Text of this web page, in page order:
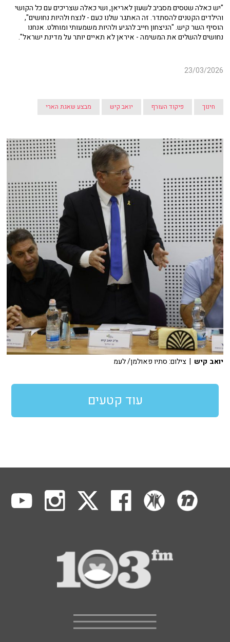
"יש כאלה שטסים מסביב לשעון לאריאן, ושי כאלה שצריכים עם כל הקושי
והילדים הקטנים להסתדר. זה האתגר שלנו כעם - לנצח ולהיות נחושים",
הוסיף השר קיש. "הניצחון חייב להגיע ולהיות משמעותי ומוחלט. אנחנו
נחושים להשלים את המשימה - איראן לא תאיים יותר על מדינת ישראל".
23/03/2026
חינוך פיקוד העורף יואב קיש מבצע שאגת הארי
יואב קיש | צילום: סתיו פאולמן/ לעמ
עוד קטעים